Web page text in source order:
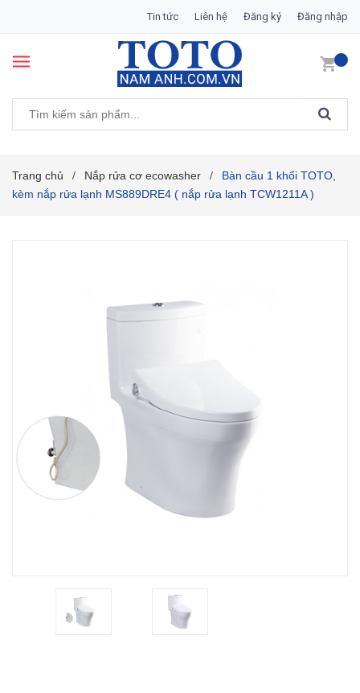
Tin tức Liên hệ Đăng ký Đăng nhập
Trang chủ / Nắp rửa cơ ecowasher /
Bàn cầu 1 khối TOTO,
kèm nắp rửa lạnh MS889DRE4 ( nắp rửa lạnh TCW1211A )